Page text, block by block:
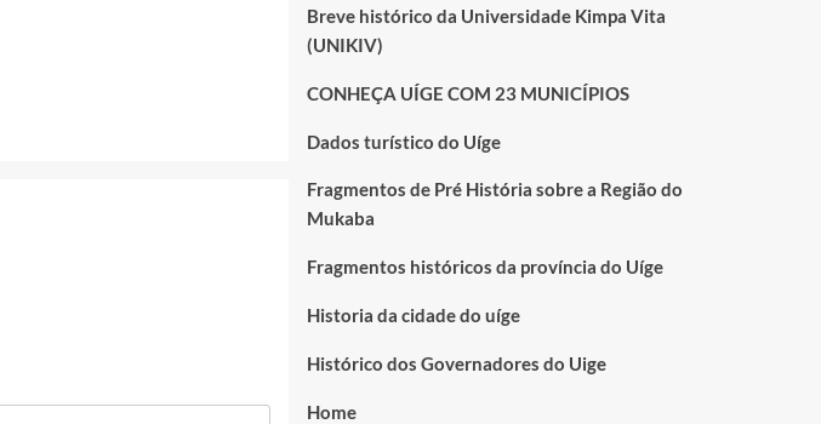
Breve histórico da Universidade Kimpa Vita
(UNIKIV)
CONHEÇA UÍGE COM 23 MUNICÍPIOS
Dados turístico do Uíge
Fragmentos de Pré História sobre a Região do
Mukaba
Fragmentos históricos da província do Uíge
Historia da cidade do uíge
Histórico dos Governadores do Uige
Home